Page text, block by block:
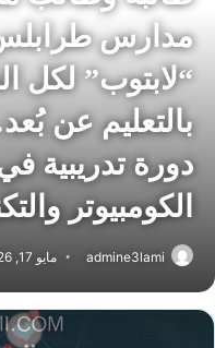
مدارس
“لابتوب” لكل
بالتعليم عن
دورة تدريبية
الكومبيوتر
admine3lami مايو 17, 2026